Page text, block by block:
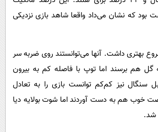
که نشان می‌داد واقعا شاهد بازی نزدیکی
بهتری داشت. آنها می‌توانستند روی ضربه‌ سر
گل هم برسند اما توپ با فاصله‌ کم به بیرون
سنگال نیز کم‌کم توانست بازی را به تعادل
خوب هم به دست آوردند اما شوت بولایه دیا
شد.